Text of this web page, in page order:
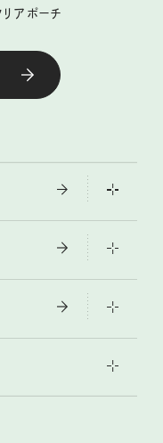
アポーチ
いいリンネル旅ガイ